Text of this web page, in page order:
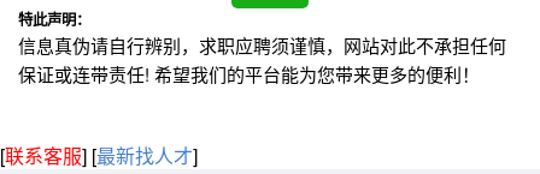
特此声明：
信息真伪请自行辨别，求职应聘须谨慎，网站对此不承担任何
保证或连带责任! 希望我们的平台能为您带来更多的便利！
[联系客服] [最新找人才]